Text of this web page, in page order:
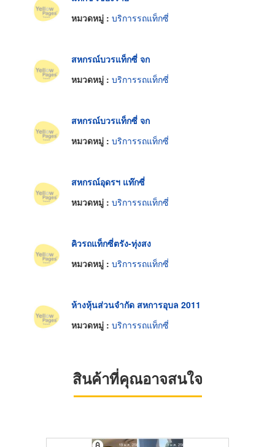
หมวดหมู่ : บริการรถแท็กซี่
สหกรณ์บวรแท็กซี่ จก
หมวดหมู่ : บริการรถแท็กซี่
สหกรณ์บวรแท็กซี่ จก
หมวดหมู่ : บริการรถแท็กซี่
สหกรณ์อุดรฯ แท๊กซี่
หมวดหมู่ : บริการรถแท็กซี่
คิวรถแท็กซี่ตรัง-ทุ่งสง
หมวดหมู่ : บริการรถแท็กซี่
ห้างหุ้นส่วนจำกัด สหการอุบล 2011
หมวดหมู่ : บริการรถแท็กซี่
สินค้าที่คุณอาจสนใจ